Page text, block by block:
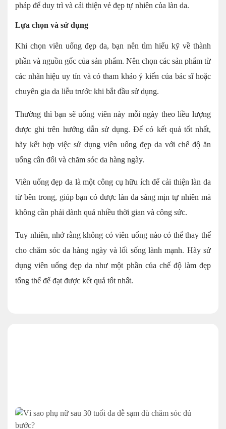
pháp để duy trì và cải thiện vẻ đẹp tự nhiên của làn da.
Lựa chọn và sử dụng
Khi chọn viên uống đẹp da, bạn nên tìm hiểu kỹ về thành
phần và nguồn gốc của sản phẩm. Nên chọn các sản phẩm từ
các nhãn hiệu uy tín và có tham khảo ý kiến của bác sĩ hoặc
chuyên gia da liễu trước khi bắt đầu sử dụng.
Thường thì bạn sẽ uống viên này mỗi ngày theo liều lượng
được ghi trên hướng dẫn sử dụng. Để có kết quả tốt nhất,
hãy kết hợp việc sử dụng viên uống đẹp da với chế độ ăn
uống cân đối và chăm sóc da hàng ngày.
Viên uống đẹp da là một công cụ hữu ích để cải thiện làn da
từ bên trong, giúp bạn có được làn da sáng mịn tự nhiên mà
không cần phải dành quá nhiều thời gian và công sức.
Tuy nhiên, nhớ rằng không có viên uống nào có thể thay thế
cho chăm sóc da hàng ngày và lối sống lành mạnh. Hãy sử
dụng viên uống đẹp da như một phần của chế độ làm đẹp
tổng thể để đạt được kết quả tốt nhất.